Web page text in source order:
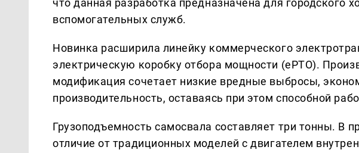
что данная разработка предназначена для городского
вспомогательных служб.
Новинка расширила линейку коммерческого
электрическую коробку отбора мощности (ePTO).
модификация сочетает низкие вредные выбросы,
производительность, оставаясь при этом способной
Грузоподъемность самосвала составляет три тонны. В
отличие от традиционных моделей с двигателем